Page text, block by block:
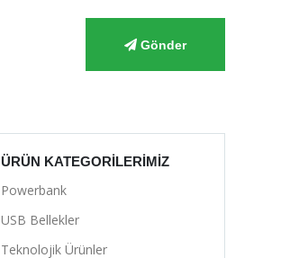
Gönder
ÜRÜN KATEGORILERIMIZ
Powerbank
USB Bellekler
Teknolojik Ürünler